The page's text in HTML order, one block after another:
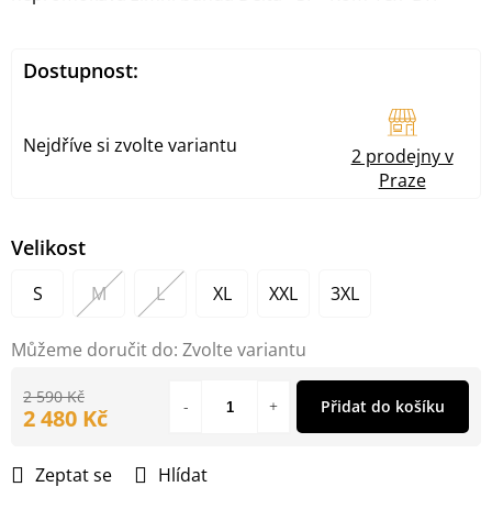
Velikost
S M L XL XXL 3XL
Můžeme doručit do: Zvolte variantu
Zeptat se Hlídat
2 590 Kč
2 480 Kč
cena:
Přidat do košíku
Dostupnost:
Nejdříve si zvolte variantu
2 prodejny v
Praze